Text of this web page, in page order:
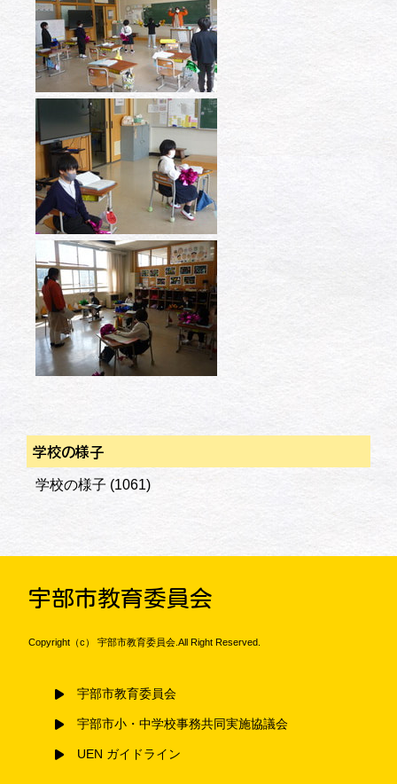
学校の様子
学校の様子 (1061)
宇部市教育委員会
Copyright（c） 宇部市教育委員会.All Right Reserved.
宇部市教育委員会
宇部市小・中学校事務共同実施協議会
UEN ガイドライン